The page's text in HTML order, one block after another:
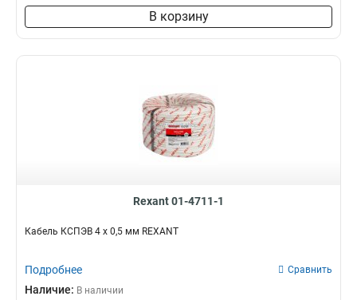
В корзину
Rexant 01-4711-1
Кабель КСПЭВ 4 х 0,5 мм REXANT
Подробнее Сравнить
Наличие: В наличии